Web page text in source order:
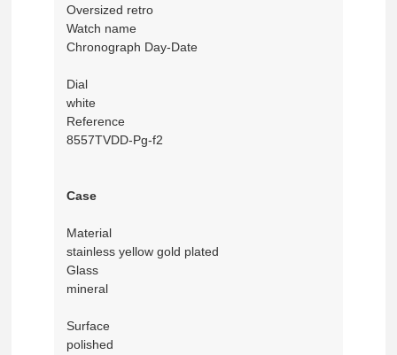
Oversized retro
Watch name
Chronograph Day-Date
Dial
white
Reference
8557TVDD-Pg-f2
Case
Material
stainless yellow gold plated
Glass
mineral
Surface
polished